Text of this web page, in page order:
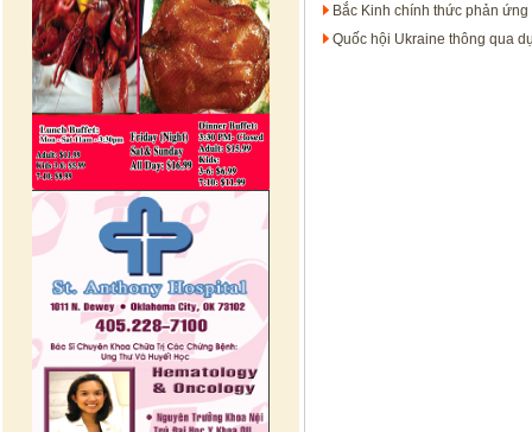
Bắc Kinh chính thức phản
Quốc hội Ukraine thông qua